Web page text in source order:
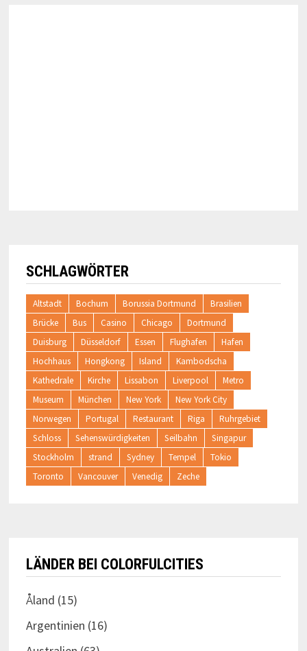
SCHLAGWÖRTER
Altstadt Bochum Borussia Dortmund
Brasilien
Brücke
Bus Casino Chicago
Dortmund
Duisburg
Düsseldorf Essen Flughafen
Hafen
Hochhaus
Hongkong Island
Kambodscha
Kathedrale
Kirche Lissabon Liverpool
Metro
Museum
München New York
New York City
Norwegen
Portugal Restaurant Riga
Ruhrgebiet
Schloss
Sehenswürdigkeiten Seilbahn
Singapur
Stockholm
strand Sydney Tempel
Tokio
Toronto
Vancouver Venedig Zeche
LÄNDER BEI COLORFULCITIES
Åland (15)
Argentinien (16)